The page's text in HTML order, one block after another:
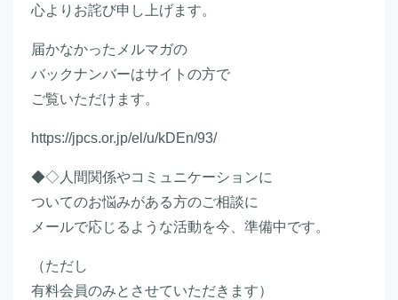
心よりお詫び申し上げます。
届かなかったメルマガの
バックナンバーはサイトの方で
ご覧いただけます。
https://jpcs.or.jp/el/u/kDEn/93/
◆◇人間関係やコミュニケーションに
ついてのお悩みがある方のご相談に
メールで応じるような活動を今、準備中です。
（ただし
有料会員のみとさせていただきます）